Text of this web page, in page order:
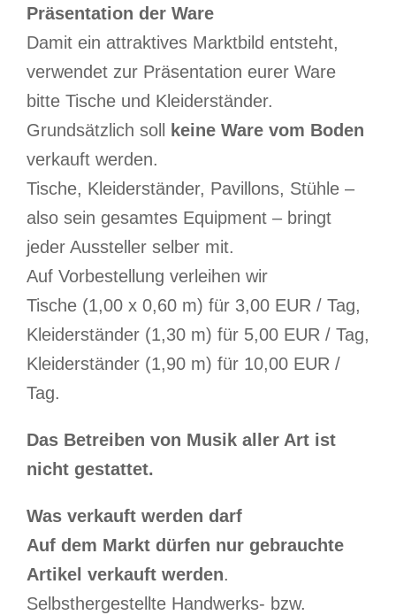
Präsentation der Ware
Damit ein attraktives Marktbild entsteht,
verwendet zur Präsentation eurer Ware
bitte Tische und Kleiderständer.
Grundsätzlich soll
keine Ware vom Boden
verkauft werden.
Tische, Kleiderständer, Pavillons, Stühle –
also sein gesamtes Equipment – bringt
jeder Aussteller selber mit.
Auf Vorbestellung verleihen wir
Tische (1,00 x 0,60 m) für 3,00 EUR / Tag,
Kleiderständer (1,30 m) für 5,00 EUR / Tag,
Kleiderständer (1,90 m) für 10,00 EUR /
Tag.
Das Betreiben von Musik aller Art ist
nicht gestattet.
Was verkauft werden darf
Auf dem Markt dürfen nur gebrauchte
Artikel verkauft werden.
Selbsthergestellte Handwerks- bzw.